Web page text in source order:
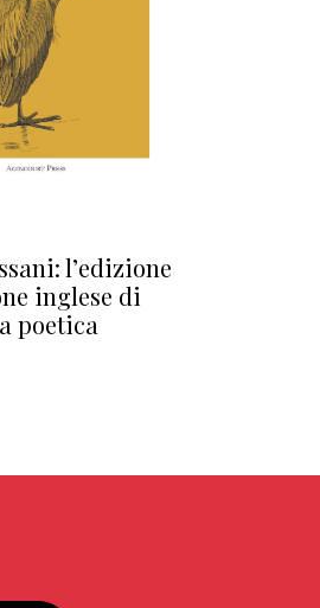
l’edizione
inglese di
poetica